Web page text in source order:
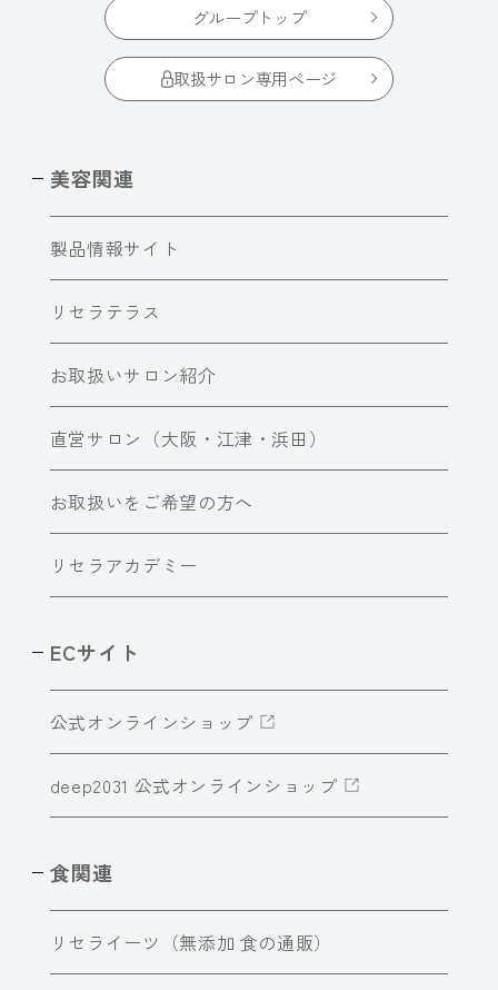
グループトップ
取扱サロン専用ページ
美容関連
製品情報サイト
リセラテラス
お取扱いサロン紹介
直営サロン（大阪・江津・浜田）
お取扱いをご希望の方へ
リセラアカデミー
ECサイト
公式オンラインショップ
deep2031 公式オンラインショップ
食関連
リセライーツ（無添加 食の通販）